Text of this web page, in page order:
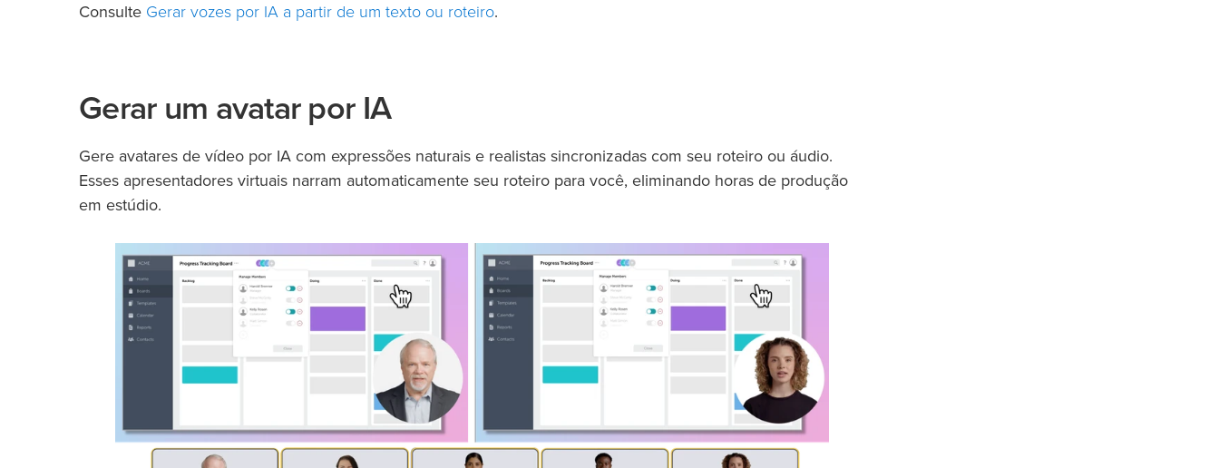
Consulte Gerar vozes por IA a partir de um texto ou roteiro.
Gerar um avatar por IA
Gere avatares de vídeo por IA com expressões naturais e realistas sincronizadas com seu roteiro ou áudio.
Esses apresentadores virtuais narram automaticamente seu roteiro para você, eliminando horas de produção
em estúdio.